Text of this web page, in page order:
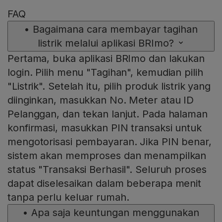
FAQ
• Bagaimana cara membayar tagihan
listrik melalui aplikasi BRImo?
Pertama, buka aplikasi BRImo dan lakukan
login. Pilih menu "Tagihan", kemudian pilih
"Listrik". Setelah itu, pilih produk listrik yang
diinginkan, masukkan No. Meter atau ID
Pelanggan, dan tekan lanjut. Pada halaman
konfirmasi, masukkan PIN transaksi untuk
mengotorisasi pembayaran. Jika PIN benar,
sistem akan memproses dan menampilkan
status "Transaksi Berhasil". Seluruh proses
dapat diselesaikan dalam beberapa menit
tanpa perlu keluar rumah.
• Apa saja keuntungan menggunakan